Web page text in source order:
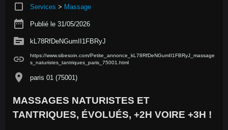
crop_square Services > Massage
date_range Publié le 31/05/2026
source kL78RfDeNGumII1FBRyJ
link
https://www.sibesoin.com/Petite_annonce_kL78RfDeNGumII1FBRyJ_massage
s_naturistes_tantriques_paris_75001.html
location_on paris 01 (75001)
MASSAGES NATURISTES ET
TANTRIQUES, ÉVOLUÉS, +2H VOIRE +3H !